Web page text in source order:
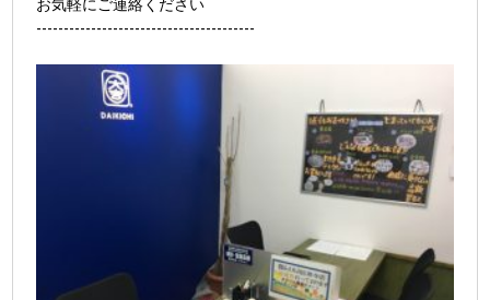
お気軽にご連絡ください
----------------------------------------